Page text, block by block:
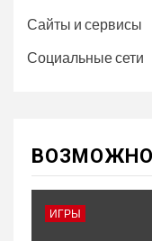
Сайты и сервисы
Социальные сети
ИГРЫ